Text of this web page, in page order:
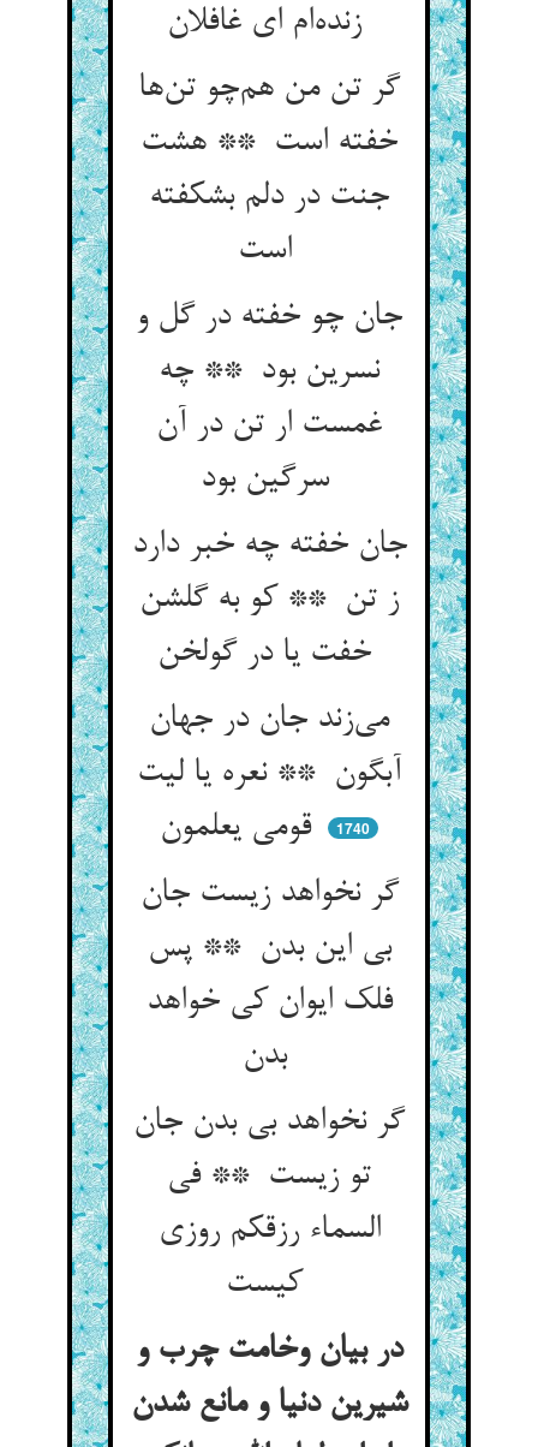
گر تن من هم‌چو تن‌ها
خفته است ** هشت
جنت در دلم بشکفته
است
جان چو خفته در گل و
نسرین بود ** چه
غمست ار تن در آن
سرگین بود
جان خفته چه خبر دارد
ز تن ** کو به گلشن
می‌زند جان در جهان
آبگون ** نعره یا لیت
قومی یعلمون
1740
گر نخواهد زیست جان
بی این بدن ** پس
فلک ایوان کی خواهد
بدن
گر نخواهد بی بدن جان
تو زیست ** فی
السماء رزقکم روزی
در بیان وخامت چرب و
شیرین دنیا و مانع شدن